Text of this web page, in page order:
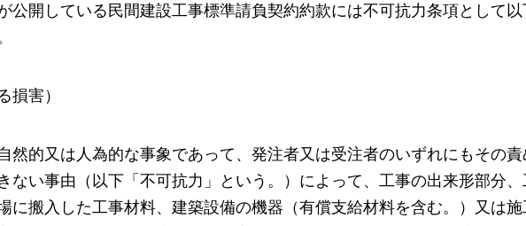
公開している民間建設工事標準請負契約約款には不可抗力条項として以
損害）
然的又は人為的な事象であって、発注者又は受注者のいずれにもその責
ない事由（以下「不可抗力」という。）によって、工事の出来形部分、
に搬入した工事材料、建築設備の機器（有償支給材料を含む。）又は施